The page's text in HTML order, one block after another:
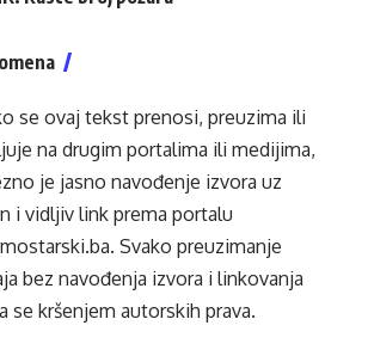
se ovaj tekst prenosi, preuzima ili
na drugim portalima ili medijima,
je jasno navođenje izvora uz
i vidljiv link prema portalu
. Svako preuzimanje
bez navođenja izvora i linkovanja
se kršenjem autorskih prava.